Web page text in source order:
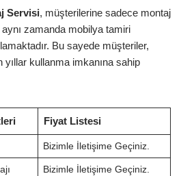
Servisi, müşterilerine sadece montaj
zamanda mobilya tamiri
Bu sayede müşteriler,
yıllar kullanma imkanına sahip
Fiyat Listesi
Bizimle İletişime Geçiniz.
Bizimle İletişime Geçiniz.